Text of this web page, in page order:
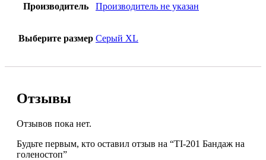
Производитель Производитель не указан
Выберите размер Серый XL
Отзывы
Отзывов пока нет.
Будьте первым, кто оставил отзыв на “TI-201 Бандаж на
голеностоп”